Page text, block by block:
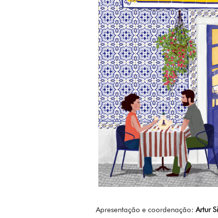
Apresentação e coordenação:Artur